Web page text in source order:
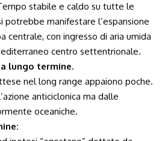
stabile e caldo su tutte le
potrebbe manifestare l’espansione
centrale, con ingresso di aria umida
centro settentrionale.
lungo termine.
nel long range appaiono poche.
anticiclonica ma dalle
oceaniche.